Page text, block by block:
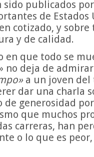
sido publicados
de Estados
cotizado, y sobre
y de calidad.
en que todo se
no deja de
a un joven del
dar una charla
de generosidad
que muchos
carreras, han
o lo que es